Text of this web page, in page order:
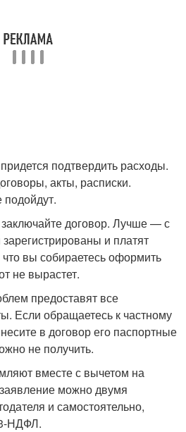
подтвердить расходы.
акты, расписки.
договор. Лучше — с
и платят
что вы собираетесь оформить
не вырастет.
предоставят все
Если обращаетесь к частному
в договор его паспортные
не получить.
вместе с вычетом на
можно двумя
и самостоятельно,
НДФЛ.